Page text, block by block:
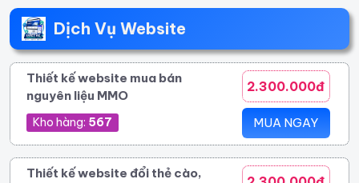
Dịch Vụ Website
Thiết kế website mua bán
nguyên liệu MMO
Kho hàng: 567
2.300.000đ
MUA NGAY
Thiết kế website đổi thẻ cào,